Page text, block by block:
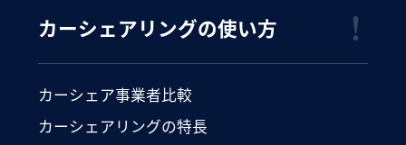
カーシェアリングの使い方
カーシェア事業者比較
カーシェアリングの特長